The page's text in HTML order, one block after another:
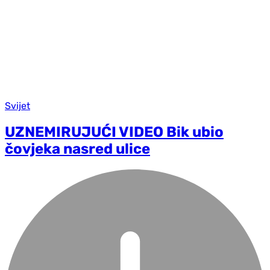
Svijet
UZNEMIRUJUĆI VIDEO Bik ubio
čovjeka nasred ulice